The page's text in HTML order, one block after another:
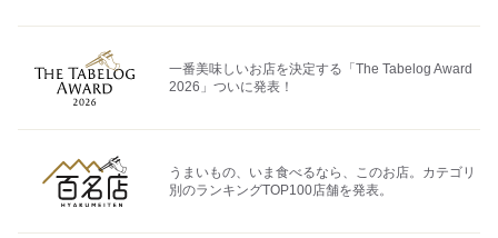
一番美味しいお店を決定する「The Tabelog Award
2026」ついに発表！
うまいもの、いま食べるなら、このお店。カテゴリ
別のランキングTOP100店舗を発表。